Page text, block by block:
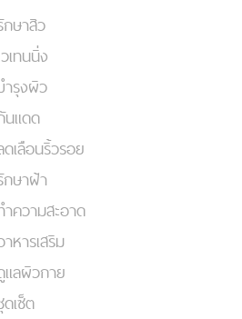
ษาสิว
เทนนิ่ง
รุงผิว
แดด
เลือนริ้วรอย
ษาฝ้า
ความสะอาด
หารเสริม
ลผิวกาย
เซ็ต